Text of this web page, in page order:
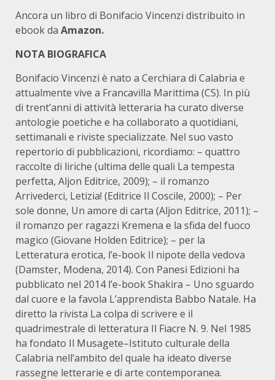
Ancora un libro di Bonifacio Vincenzi distribuito in
ebook da Amazon.
NOTA BIOGRAFICA
Bonifacio Vincenzi è nato a Cerchiara di Calabria e
attualmente vive a Francavilla Marittima (CS). In più
di trent’anni di attività letteraria ha curato diverse
antologie poetiche e ha collaborato a quotidiani,
settimanali e riviste specializzate. Nel suo vasto
repertorio di pubblicazioni, ricordiamo: – quattro
raccolte di liriche (ultima delle quali La tempesta
perfetta, Aljon Editrice, 2009); – il romanzo
Arrivederci, Letizia! (Editrice Il Coscile, 2000); – Per
sole donne, Un amore di carta (Aljon Editrice, 2011); –
il romanzo per ragazzi Kremena e la sfida del fuoco
magico (Giovane Holden Editrice); – per la
Letteratura erotica, l’e-book Il nipote della vedova
(Damster, Modena, 2014). Con Panesi Edizioni ha
pubblicato nel 2014 l’e-book Shakira – Uno sguardo
dal cuore e la favola L’apprendista Babbo Natale. Ha
diretto la rivista La colpa di scrivere e il
quadrimestrale di letteratura Il Fiacre N. 9. Nel 1985
ha fondato Il Musagete–Istituto culturale della
Calabria nell’ambito del quale ha ideato diverse
rassegne letterarie e di arte contemporanea.